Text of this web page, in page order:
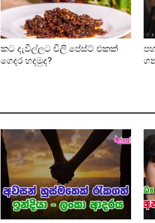
කට දැවිල්ලට චිලි පේස්ට් එකක්
ගෙදර හදමුද?